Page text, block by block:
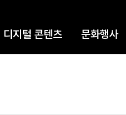
디지털 콘텐츠 문화행사